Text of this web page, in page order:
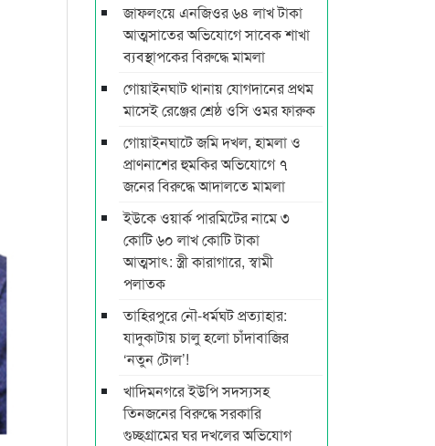
জাফলংয়ে এনজিওর ৬৪ লাখ টাকা
আত্মসাতের অভিযোগে সাবেক শাখা
ব্যবস্থাপকের বিরুদ্ধে মামলা
গোয়াইনঘাট থানায় যোগদানের প্রথম
মাসেই রেঞ্জের শ্রেষ্ঠ ওসি ওমর ফারুক
গোয়াইনঘাটে জমি দখল, হামলা ও
প্রাণনাশের হুমকির অভিযোগে ৭
জনের বিরুদ্ধে আদালতে মামলা
ইউকে ওয়ার্ক পারমিটের নামে ৩
কোটি ৬০ লাখ কোটি টাকা
আত্মসাৎ: স্ত্রী কারাগারে, স্বামী
পলাতক
তাহিরপুরে নৌ-ধর্মঘট প্রত্যাহার:
যাদুকাটায় চালু হলো চাঁদাবাজির
‘নতুন টোল’!
খাদিমনগরে ইউপি সদস্যসহ
তিনজনের বিরুদ্ধে সরকারি
গুচ্ছগ্রামের ঘর দখলের অভিযোগ